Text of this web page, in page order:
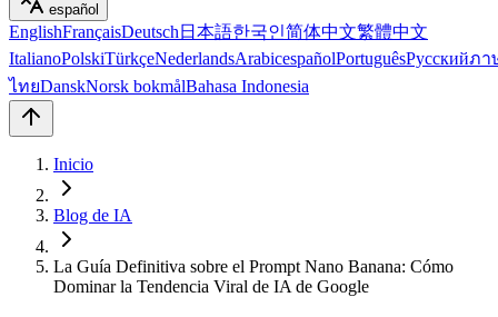
español
EnglishFrançaisDeutsch 日本語한국인简体中文繁體中文
ItalianoPolskiTürkçeNederlandsArabicespañolPortuguêsРусскийภา
ไทยDanskNorsk bokmålBahasa Indonesia
Inicio
Blog de IA
La Guía Definitiva sobre el Prompt Nano Banana: Cómo
Dominar la Tendencia Viral de IA de Google